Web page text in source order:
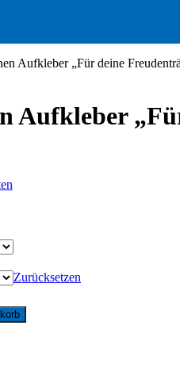
Aufkleber „Für deine
Aufkleber
Zurücksetzen